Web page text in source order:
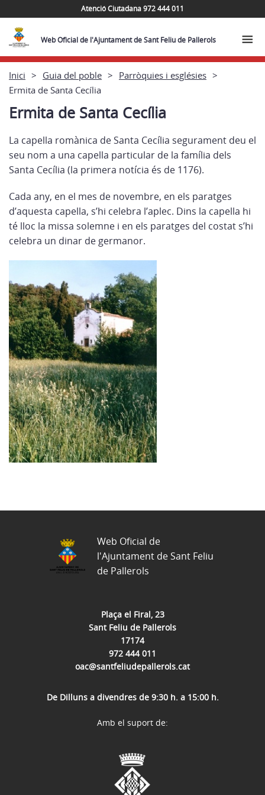
Atenció Ciutadana 972 444 011
Web Oficial de l'Ajuntament de Sant Feliu de Pallerols
Inici Guia del poble
Parròquies i esglésies
Ermita de Santa Cecília
Ermita de Santa Cecília
La capella romànica de Santa Cecília segurament deu el
seu nom a una capella particular de la família dels
Santa Cecília (la primera notícia és de 1176).
Cada any, en el mes de novembre, en els paratges
d’aquesta capella, s’hi celebra l’aplec. Dins la capella hi
té lloc la missa solemne i en els paratges del costat s’hi
celebra un dinar de germanor.
Plaça el Firal, 23
Sant Feliu de Pallerols
17174
972 444 011
oac@santfeliudepallerols.cat
De Dilluns a divendres de 9:30 h. a 15:00 h.
Web Oficial de
l'Ajuntament de Sant Feliu
de Pallerols
Amb el suport de: